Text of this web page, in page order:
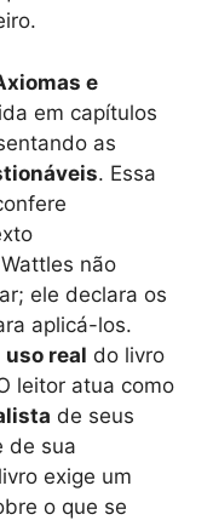
e
em capítulos
as
. Essa
não
ele declara os
aplicá-los.
uso real do livro
leitor atua como
de seus
de sua
exige um
o que se